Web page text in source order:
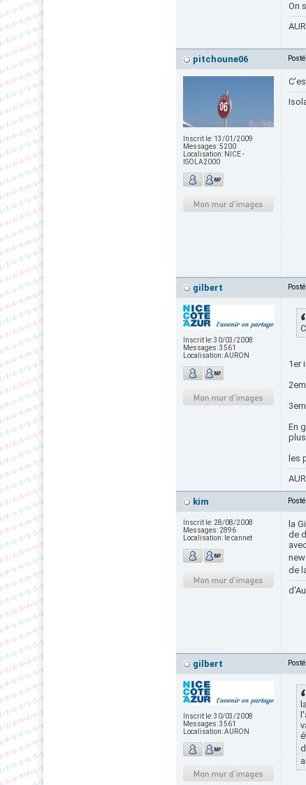
On
pitchoune06
Inscrit le: 13/01/2009
Messages:5200
Localisation: NICE -
ISOLA2000
gilbert
Inscrit le:30/03/2008
Messages:3561
Localisation:AURON
1er
En
les
kim
Inscrit le: 28/08/2008
Messages: 2896
Localisation: le cannet
la
de
de
gilbert
Inscrit le:30/03/2008
Messages:3561
Localisation:AURON